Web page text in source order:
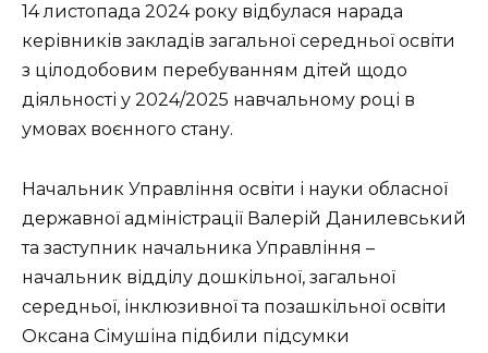
14 листопада 2024 року відбулася нарада
керівників закладів загальної середньої освіти
з цілодобовим перебуванням дітей щодо
діяльності у 2024/2025 навчальному році в
умовах воєнного стану.
Начальник Управління освіти і науки обласної
державної адміністрації Валерій Данилевський
та заступник начальника Управління –
начальник відділу дошкільної, загальної
середньої, інклюзивної та позашкільної освіти
Оксана Сімушіна підбили підсумки